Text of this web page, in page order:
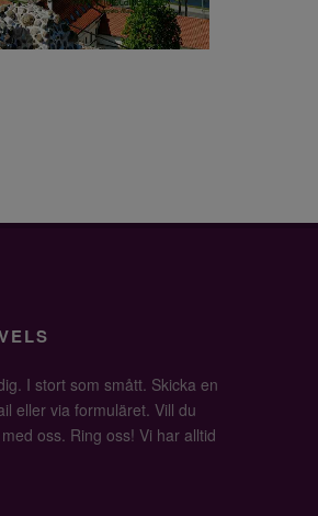
I stort som smått. Skicka en
eller via formuläret. Vill du
oss. Ring oss! Vi har alltid